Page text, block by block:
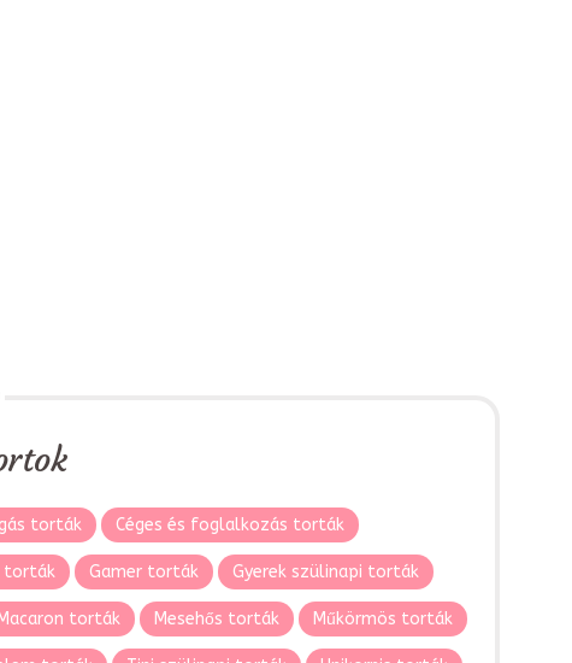
torták Céges és foglalkozás torták
torták Gamer torták Gyerek szülinapi torták
Macaron torták Mesehős torták Műkörmös torták